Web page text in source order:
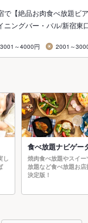
で【絶品お肉食べ放題ビ
ニングバー・バル/新宿東
3001～4000円 2001～
し
食べ放題ナビゲー
焼肉食べ放題やスイー
放題など食べ放題お店
決定版！